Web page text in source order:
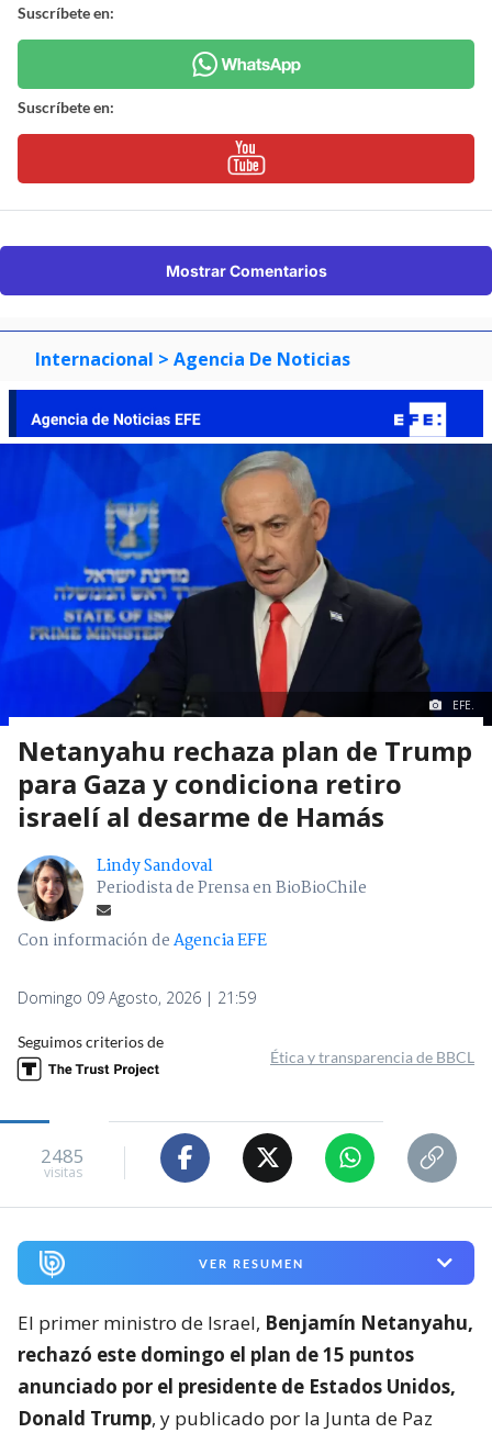
Suscríbete en:
Suscríbete en:
Mostrar Comentarios
Internacional > Agencia De Noticias
EFE.
Netanyahu rechaza plan de Trump
para Gaza y condiciona retiro
israelí al desarme de Hamás
Lindy Sandoval
Periodista de Prensa en BioBioChile
Con información deAgencia EFE
Domingo 09 Agosto, 2026 | 21:59
Seguimos criterios de
Ética y transparencia de BBCL
2485
visitas
VER RESUMEN
El primer ministro de Israel, Benjamín Netanyahu,
rechazó este domingo el plan de 15 puntos
anunciado por el presidente de Estados Unidos,
Donald Trump, y publicado por la Junta de Paz